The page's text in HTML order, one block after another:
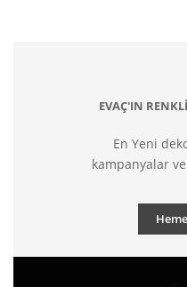
EVAÇ'IN
En Yeni
kampanyalar